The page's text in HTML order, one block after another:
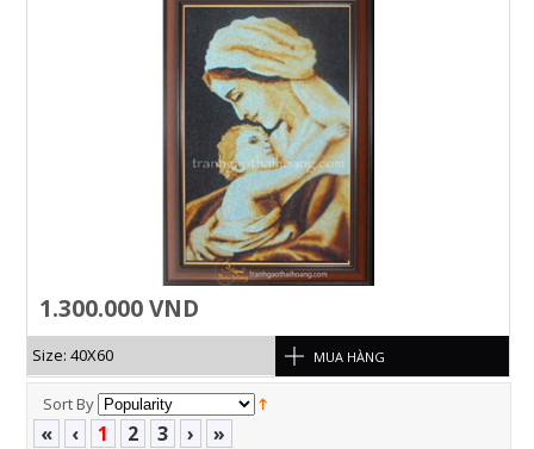
1.300.000 VND
Size: 40X60 MUA HÀNG
Sort By
« ‹ 1 2 3 › »